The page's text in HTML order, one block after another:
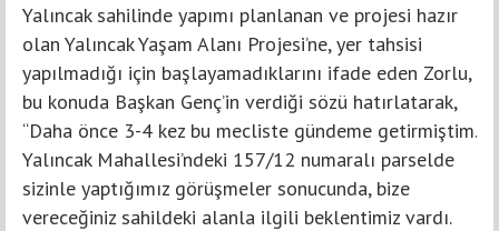
Yalıncak sahilinde yapımı planlanan ve projesi hazır
olan Yalıncak Yaşam Alanı Projesi’ne, yer tahsisi
yapılmadığı için başlayamadıklarını ifade eden Zorlu,
bu konuda Başkan Genç’in verdiği sözü hatırlatarak,
“Daha önce 3-4 kez bu mecliste gündeme getirmiştim.
Yalıncak Mahallesi’ndeki 157/12 numaralı parselde
sizinle yaptığımız görüşmeler sonucunda, bize
vereceğiniz sahildeki alanla ilgili beklentimiz vardı.